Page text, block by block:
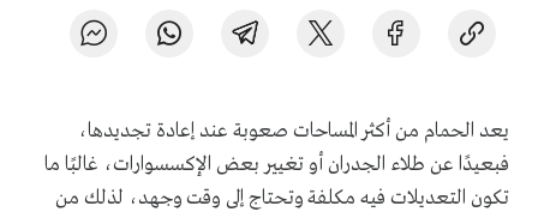
يعد الحمام من أكثر المساحات صعوبة عند إعادة تجديدها،
فبعيدًا عن طلاء الجدران أو تغيير بعض الإكسسوارات، غالبًا ما
تكون التعديلات فيه مكلفة وتحتاج إلى وقت وجهد، لذلك من